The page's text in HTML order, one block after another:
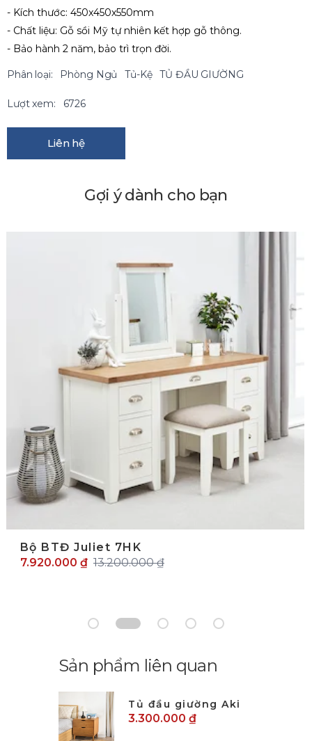
- Kích thước: 450x450x550mm
- Chất liệu: Gỗ sồi Mỹ tự nhiên kết hợp gỗ thông.
- Bảo hành 2 năm, bảo trì trọn đời.
Phân loại: Phòng Ngủ Tủ-Kệ TỦ ĐẦU GIƯỜNG
Lượt xem: 6726
Liên hệ
Gợi ý dành cho bạn
Bộ BTĐ Juliet 7HK
7.920.000 ₫ 13.200.000 ₫
Sản phẩm liên quan
Tủ đầu giường Aki
3.300.000 ₫